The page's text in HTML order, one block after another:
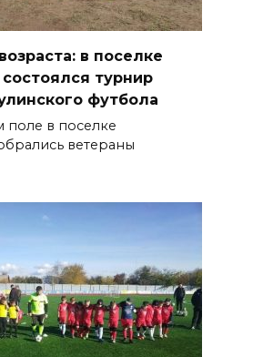
в поселке
турнир
футбола
поле в поселке
ветераны